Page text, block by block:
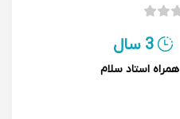
3 سال
همراه استاد سلام